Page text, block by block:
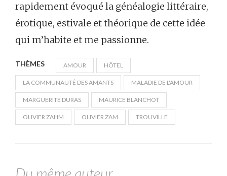
rapidement évoqué la généalogie littéraire,
érotique, estivale et théorique de cette idée
qui m’habite et me passionne.
THÈMES AMOUR HÔTEL
LA COMMUNAUTÉ DES AMANTS MALADIE DE L'AMOUR
MARGUERITE DURAS MAURICE BLANCHOT
OLIVIER ZAHM OLIVIER ZAM TROUVILLE